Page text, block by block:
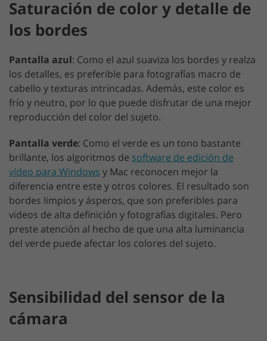
Saturación de color y detalle de
los bordes
Pantalla azul: Como el azul suaviza los bordes y realza
los detalles, es preferible para fotografías macro de
cabello y texturas intrincadas. Además, este color es
frío y neutro, por lo que puede disfrutar de una mejor
reproducción del color del sujeto.
Pantalla verde: Como el verde es un tono bastante
brillante, los algoritmos de software de edición de
vídeo para Windows y Mac reconocen mejor la
diferencia entre este y otros colores. El resultado son
bordes limpios y ásperos, que son preferibles para
videos de alta definición y fotografías digitales. Pero
preste atención al hecho de que una alta luminancia
del verde puede afectar los colores del sujeto.
Sensibilidad del sensor de la
cámara